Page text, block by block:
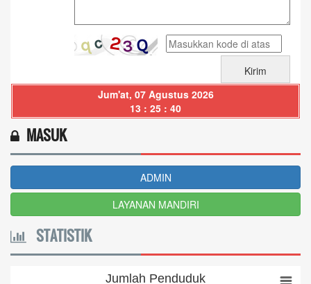
Jum'at, 07 Agustus 2026
13 : 25 : 41
MASUK
ADMIN
LAYANAN MANDIRI
STATISTIK
Jumlah Penduduk